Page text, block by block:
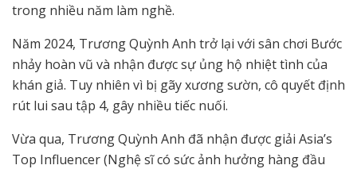
trong nhiều năm làm nghề.
Năm 2024, Trương Quỳnh Anh trở lại với sân chơi Bước
nhảy hoàn vũ và nhận được sự ủng hộ nhiệt tình của
khán giả. Tuy nhiên vì bị gãy xương sườn, cô quyết định
rút lui sau tập 4, gây nhiều tiếc nuối.
Vừa qua, Trương Quỳnh Anh đã nhận được giải Asia’s
Top Influencer (Nghệ sĩ có sức ảnh hưởng hàng đầu